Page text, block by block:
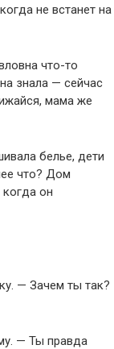
не встанет на
что-то
знала — сейчас
мама же
белье, дети
что? Дом
он
— Зачем ты так?
— Ты правда